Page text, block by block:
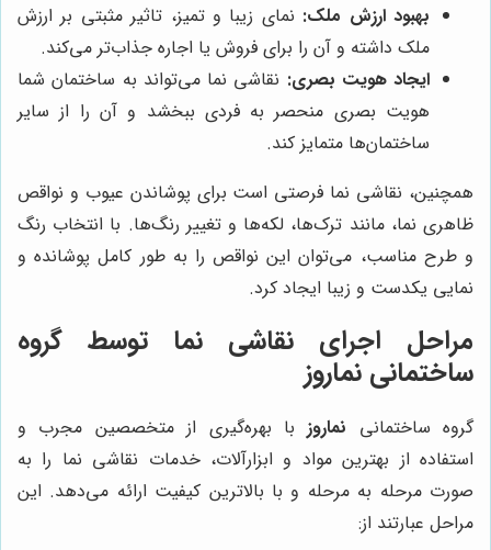
بهبود ارزش ملک: نمای زیبا و تمیز، تاثیر مثبتی بر ارزش
ملک داشته و آن را برای فروش یا اجاره جذاب‌تر می‌کند.
ایجاد هویت بصری: نقاشی نما می‌تواند به ساختمان شما
هویت بصری منحصر به فردی ببخشد و آن را از سایر
ساختمان‌ها متمایز کند.
همچنین، نقاشی نما فرصتی است برای پوشاندن عیوب و نواقص
ظاهری نما، مانند ترک‌ها، لکه‌ها و تغییر رنگ‌ها. با انتخاب رنگ
و طرح مناسب، می‌توان این نواقص را به طور کامل پوشانده و
نمایی یکدست و زیبا ایجاد کرد.
مراحل اجرای نقاشی نما توسط گروه
ساختمانی نماروز
گروه ساختمانی نماروز با بهره‌گیری از متخصصین مجرب و
استفاده از بهترین مواد و ابزارآلات، خدمات نقاشی نما را به
صورت مرحله به مرحله و با بالاترین کیفیت ارائه می‌دهد. این
مراحل عبارتند از: